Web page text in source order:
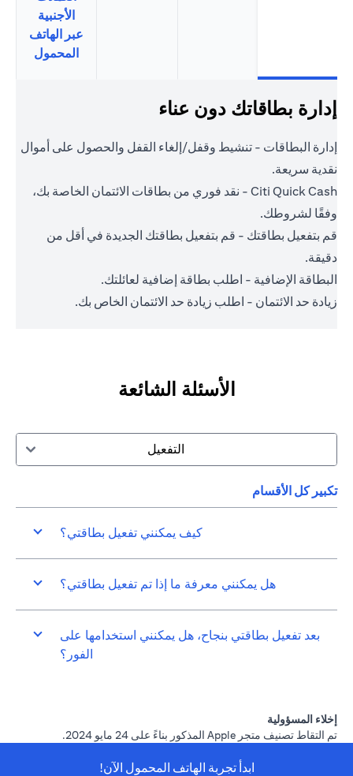
الأجنبية
عبر الهاتف
المحمول
إدارة بطاقاتك دون عناء
إدارة البطاقات - تنشيط وقفل/إلغاء القفل والحصول على أموال
نقدية سريعة.
Citi Quick Cash - نقد فوري من بطاقات الائتمان الخاصة بك،
وفقًا لشروطك.
قم بتفعيل بطاقتك - قم بتفعيل بطاقتك الجديدة في أقل من
دقيقة.
البطاقة الإضافية - اطلب بطاقة إضافية لعائلتك.
زيادة حد الائتمان - اطلب زيادة حد الائتمان الخاص بك.
الأسئلة الشائعة
التفعيل
تكبير كل الأقسام
كيف يمكنني تفعيل بطاقتي؟
هل يمكنني معرفة ما إذا تم تفعيل بطاقتي؟
بعد تفعيل بطاقتي بنجاح، هل يمكنني استخدامها على
الفور؟
إخلاء المسؤولية
تم التقاط تصنيف متجر Apple المذكور بناءً على 24 مايو 2024.
ابدأ تجربة الهاتف المحمول الآن!